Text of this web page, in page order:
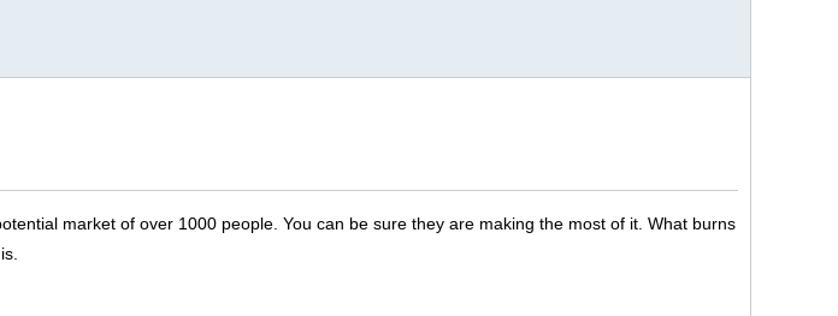
market of over 1000 people. You can be sure they are making the most of it. What burns